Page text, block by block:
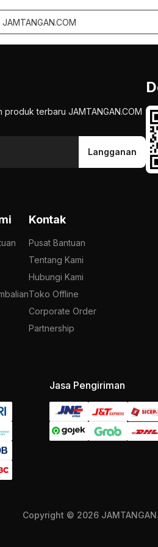
terbaru JAMTANGAN.COM
Langganan
Kontak
Pusat Bantuan
Tentang Kami
Hubungi Kami
Toko Offline
Corporate Order
Partnership
Jasa Pengiriman
Copyright © 2026